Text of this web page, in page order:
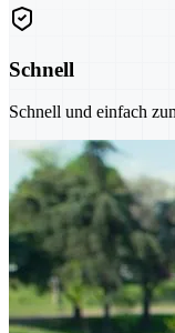
Schnell
Schnell und einfach